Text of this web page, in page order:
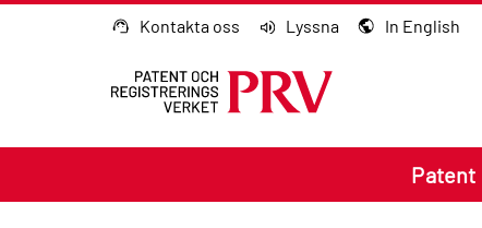
Gå till innehållet Kontakta oss Lyssna In English
Patent